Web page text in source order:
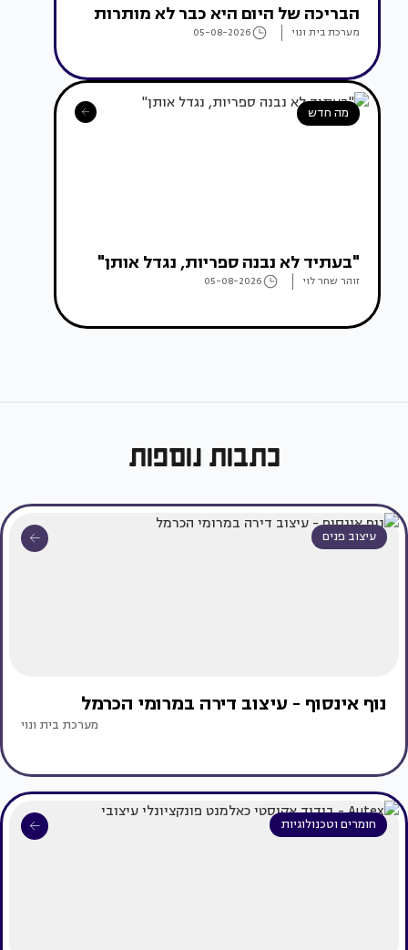
הבריכה של היום היא כבר לא מותרות
מערכת בית ונוי 05-08-2026
מה חדש
"בעתיד לא נבנה ספריות, נגדל אותן"
זוהר שחר לוי 05-08-2026
כתבות נוספות
עיצוב פנים
נוף אינסוף - עיצוב דירה במרומי הכרמל
מערכת בית ונוי
חומרים וטכנולוגיות